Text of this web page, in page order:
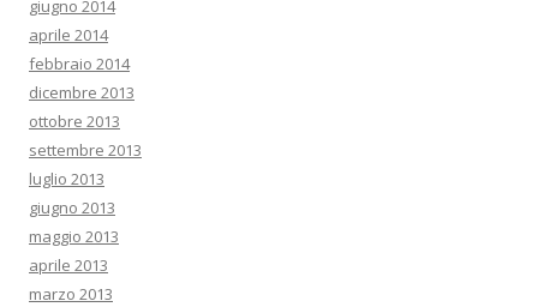
giugno 2014
aprile 2014
febbraio 2014
dicembre 2013
ottobre 2013
settembre 2013
luglio 2013
giugno 2013
maggio 2013
aprile 2013
marzo 2013